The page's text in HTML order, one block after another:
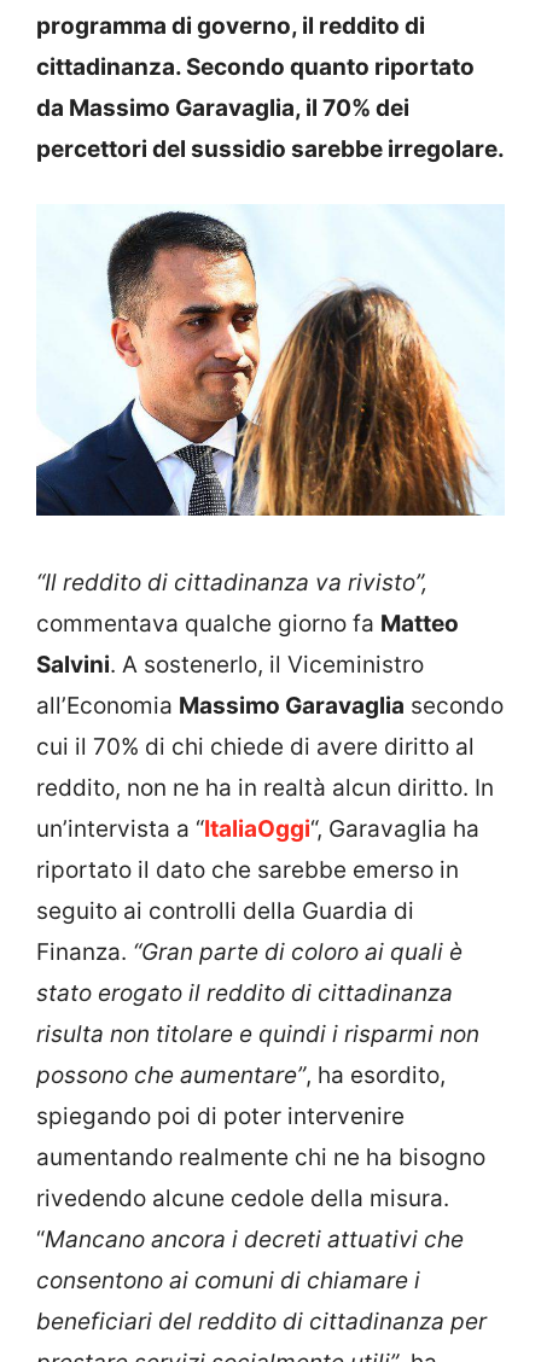
programma di governo, il reddito di
cittadinanza. Secondo quanto riportato
da Massimo Garavaglia, il 70% dei
percettori del sussidio sarebbe irregolare.
“Il reddito di cittadinanza va rivisto”,
commentava qualche giorno fa Matteo
Salvini. A sostenerlo, il Viceministro
all’Economia Massimo Garavaglia secondo
cui il 70% di chi chiede di avere diritto al
reddito, non ne ha in realtà alcun diritto. In
un’intervista a “ItaliaOggi“, Garavaglia ha
riportato il dato che sarebbe emerso in
seguito ai controlli della Guardia di
Finanza. “Gran parte di coloro ai quali è
stato erogato il reddito di cittadinanza
risulta non titolare e quindi i risparmi non
possono che aumentare”, ha esordito,
spiegando poi di poter intervenire
aumentando realmente chi ne ha bisogno
rivedendo alcune cedole della misura.
“Mancano ancora i decreti attuativi che
consentono ai comuni di chiamare i
beneficiari del reddito di cittadinanza per